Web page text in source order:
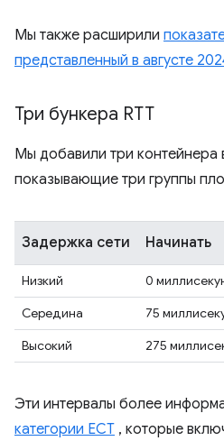
Мы также расширили
представленный в августе
Три бункера RTT
Мы добавили три контейнера
показывающие три группы
Задержка сети Начинать
Низкий 0
Середина
75
Высокий
275
Эти интервалы более
категории ECT , которые